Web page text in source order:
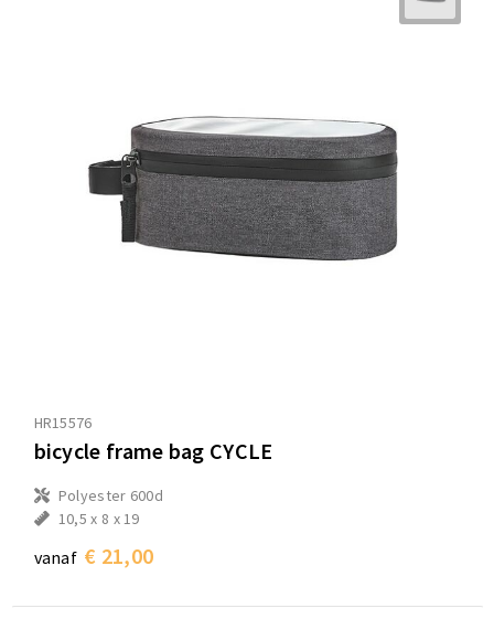
HR15576
bicycle frame bag CYCLE
Polyester 600d
10,5 x 8 x 19
vanaf € 21,00